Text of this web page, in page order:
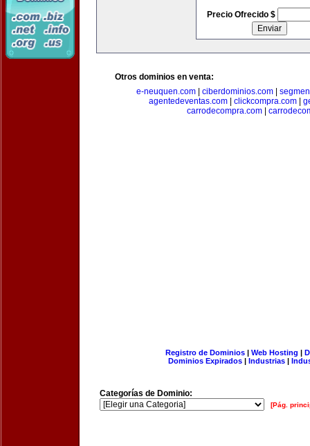
Precio Ofrecido $
Otros dominios en venta:
e-neuquen.com
ciberdominios.com
agentedeventas.com| clickcompra.com|
carrodecompra.com|
Registro de Dominios| Web Hosting |
Dominios Expirados | Industrias |
Categorías de Dominio:
[Pág.